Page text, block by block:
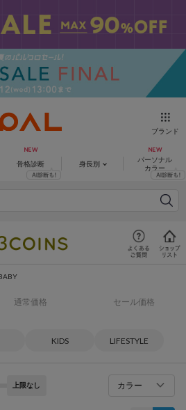
ブランド
骨格診断 身長別
パーソナル
カラー
通常価格 セール価格
KIDS LIFESTYLE
上限なし カラー